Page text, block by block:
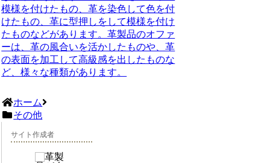
模様を付けたもの、革を染色して色を付
けたもの、革に型押しをして模様を付け
たものなどがあります。革製品のオファ
ーは、革の風合いを活かしたものや、革
の表面を加工して高級感を出したものな
ど、様々な種類があります。
ホーム
その他
サイト作成者